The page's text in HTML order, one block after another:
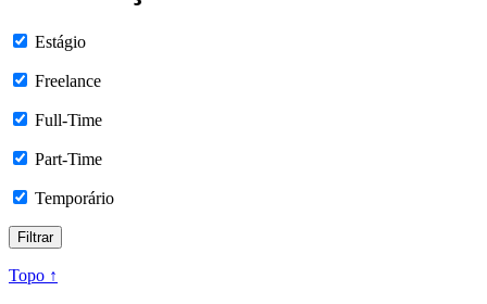
Estágio
Freelance
Full-Time
Part-Time
Temporário
Topo ↑